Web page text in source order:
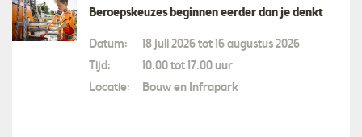
Beroepskeuzes beginnen eerder dan je denkt
Datum:
18 juli 2026 tot 16 augustus 2026
Tijd:
10.00 tot 17.00 uur
Locatie:
Bouw en Infrapark